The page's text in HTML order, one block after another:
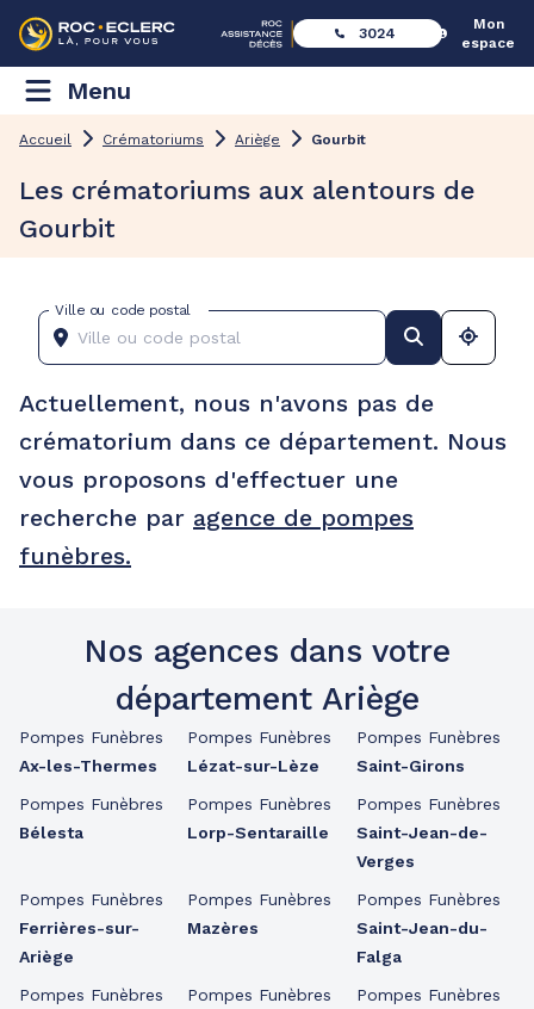
3024
Mon
espace
Menu
Accueil Crématoriums Ariège Gourbit
Les crématoriums aux alentours de
Gourbit
Ville ou code postal
Actuellement, nous n'avons pas de
crématorium dans ce département. Nous
vous proposons d'effectuer une
recherche par agence de pompes
funèbres.
Nos agences dans votre
département Ariège
Pompes Funèbres
Ax-les-Thermes
Pompes Funèbres
Bélesta
Pompes Funèbres
Ferrières-sur-
Ariège
Pompes Funèbres
Pompes Funèbres
Lézat-sur-Lèze
Pompes Funèbres
Lorp-Sentaraille
Pompes Funèbres
Mazères
Pompes Funèbres
Pompes Funèbres
Saint-Girons
Pompes Funèbres
Saint-Jean-de-
Verges
Pompes Funèbres
Saint-Jean-du-
Falga
Pompes Funèbres